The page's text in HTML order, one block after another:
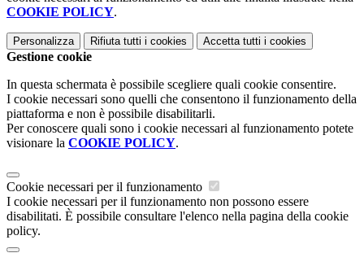
COOKIE POLICY.
Personalizza Rifiuta tutti i cookies Accetta tutti i cookies
Gestione cookie
In questa schermata è possibile scegliere quali cookie consentire.
I cookie necessari sono quelli che consentono il funzionamento della
piattaforma e non è possibile disabilitarli.
Per conoscere quali sono i cookie necessari al funzionamento potete
visionare la COOKIE POLICY.
Cookie necessari per il funzionamento
I cookie necessari per il funzionamento non possono essere
disabilitati. È possibile consultare l'elenco nella pagina della cookie
policy.